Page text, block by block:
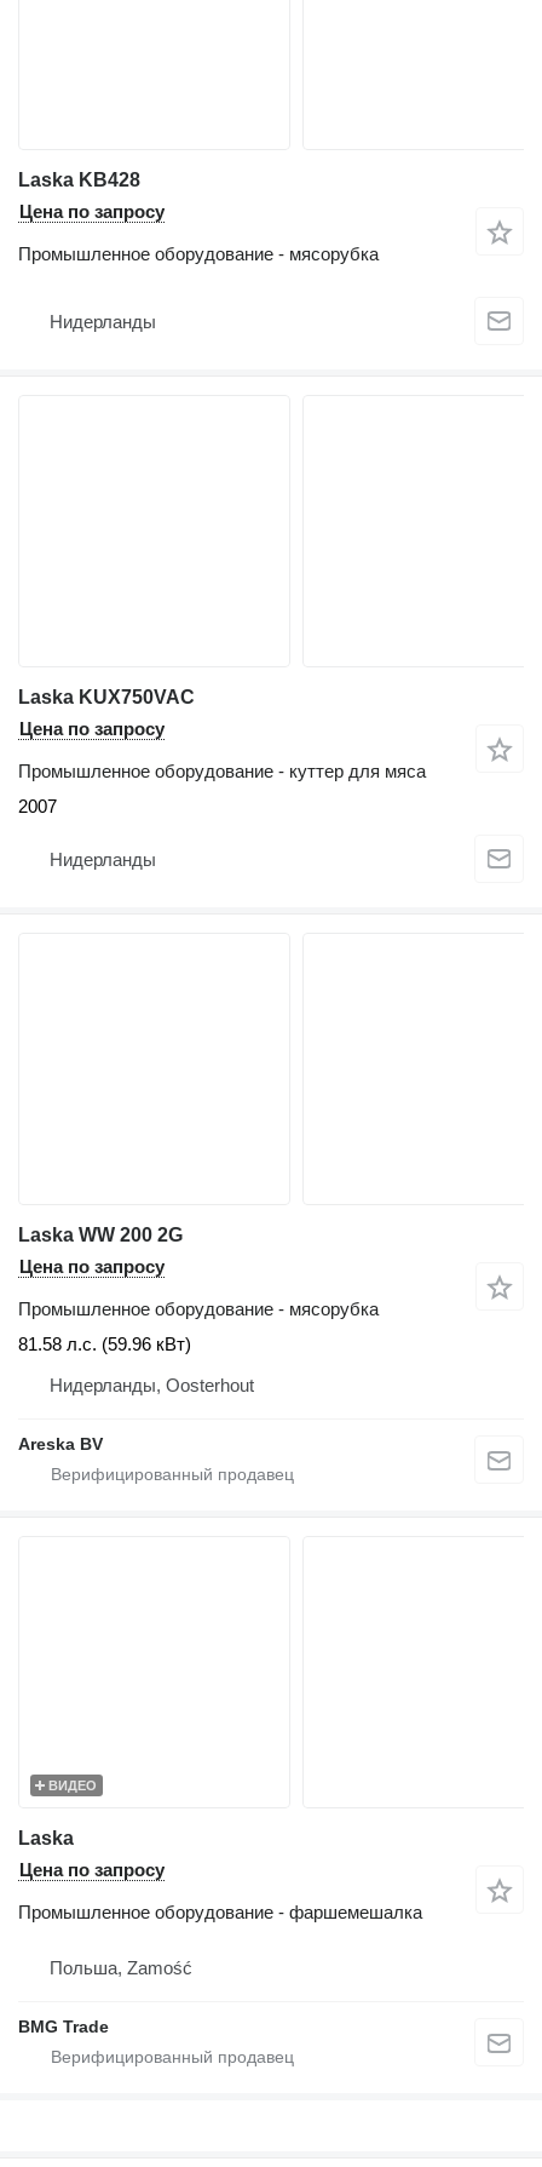
Laska KB428
Цена по запросу
Промышленное оборудование - мясорубка
Нидерланды
Laska KUX750VAC
Цена по запросу
Промышленное оборудование - куттер для мяса
2007
Нидерланды
Laska WW 200 2G
Цена по запросу
Промышленное оборудование - мясорубка
81.58 л.с. (59.96 кВт)
Нидерланды, Oosterhout
Areska BV
ВИДЕО
Laska
Цена по запросу
Промышленное оборудование - фаршемешалка
Польша, Zamość
BMG Trade